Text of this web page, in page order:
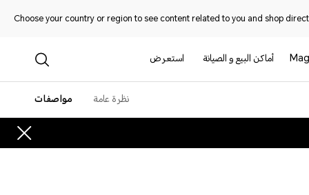
Choose your country or region to see content related to you and shop
أماكن البيع و الصيانة استعرض
نظرة عامة
مواصفات